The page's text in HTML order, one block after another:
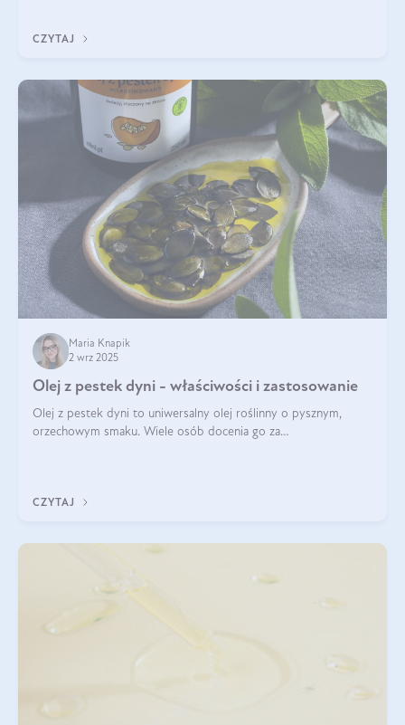
CZYTAJ
Maria Knapik
2 wrz 2025
Olej z pestek dyni - właściwości i zastosowanie
Olej z pestek dyni to uniwersalny olej roślinny o pysznym,
orzechowym smaku. Wiele osób docenia go za
CZYTAJ